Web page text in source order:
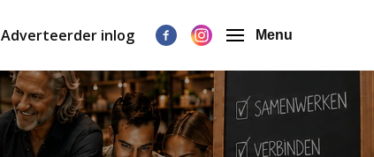
Adverteerder inlog Menu